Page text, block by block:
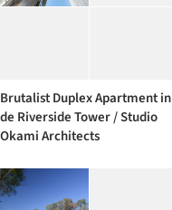
Brutalist Duplex Apartment in
de Riverside Tower / Studio
Okami Architects